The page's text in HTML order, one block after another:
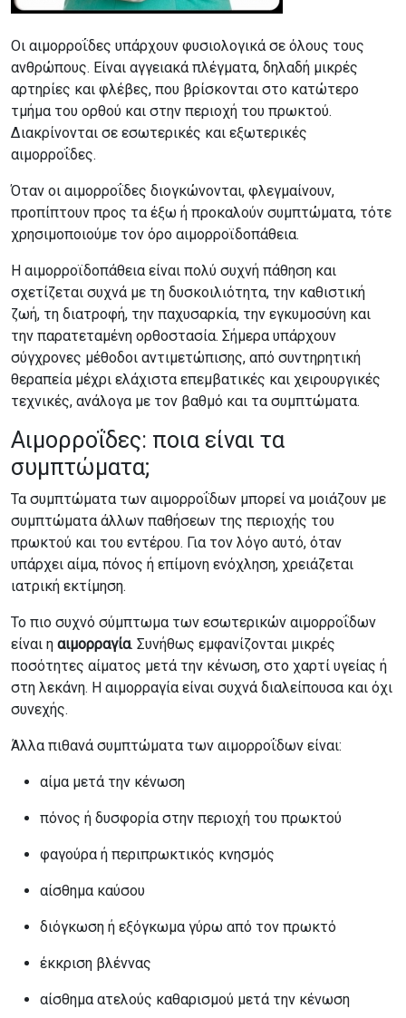
Οι αιμορροΐδες υπάρχουν φυσιολογικά σε όλους τους
ανθρώπους. Είναι αγγειακά πλέγματα, δηλαδή μικρές
αρτηρίες και φλέβες, που βρίσκονται στο κατώτερο
τμήμα του ορθού και στην περιοχή του πρωκτού.
Διακρίνονται σε εσωτερικές και εξωτερικές
αιμορροΐδες.
Όταν οι αιμορροΐδες διογκώνονται, φλεγμαίνουν,
προπίπτουν προς τα έξω ή προκαλούν συμπτώματα, τότε
χρησιμοποιούμε τον όρο αιμορροϊδοπάθεια.
Η αιμορροϊδοπάθεια είναι πολύ συχνή πάθηση και
σχετίζεται συχνά με τη δυσκοιλιότητα, την καθιστική
ζωή, τη διατροφή, την παχυσαρκία, την εγκυμοσύνη και
την παρατεταμένη ορθοστασία. Σήμερα υπάρχουν
σύγχρονες μέθοδοι αντιμετώπισης, από συντηρητική
θεραπεία μέχρι ελάχιστα επεμβατικές και χειρουργικές
τεχνικές, ανάλογα με τον βαθμό και τα συμπτώματα.
Αιμορροΐδες: ποια είναι τα
συμπτώματα;
Τα συμπτώματα των αιμορροΐδων μπορεί να μοιάζουν με
συμπτώματα άλλων παθήσεων της περιοχής του
πρωκτού και του εντέρου. Για τον λόγο αυτό, όταν
υπάρχει αίμα, πόνος ή επίμονη ενόχληση, χρειάζεται
ιατρική εκτίμηση.
Το πιο συχνό σύμπτωμα των εσωτερικών αιμορροΐδων
είναι η αιμορραγία. Συνήθως εμφανίζονται μικρές
ποσότητες αίματος μετά την κένωση, στο χαρτί υγείας ή
στη λεκάνη. Η αιμορραγία είναι συχνά διαλείπουσα και όχι
συνεχής.
Άλλα πιθανά συμπτώματα των αιμορροΐδων είναι:
αίμα μετά την κένωση
πόνος ή δυσφορία στην περιοχή του πρωκτού
φαγούρα ή περιπρωκτικός κνησμός
αίσθημα καύσου
διόγκωση ή εξόγκωμα γύρω από τον πρωκτό
έκκριση βλέννας
αίσθημα ατελούς καθαρισμού μετά την κένωση